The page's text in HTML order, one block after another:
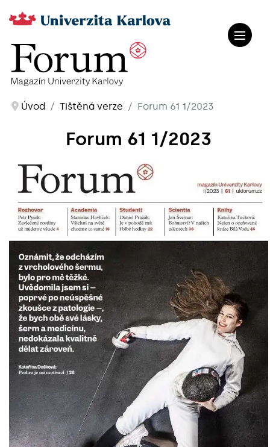
Úvod Tištěná verze Forum 61 1/2023
Forum 61 1/2023